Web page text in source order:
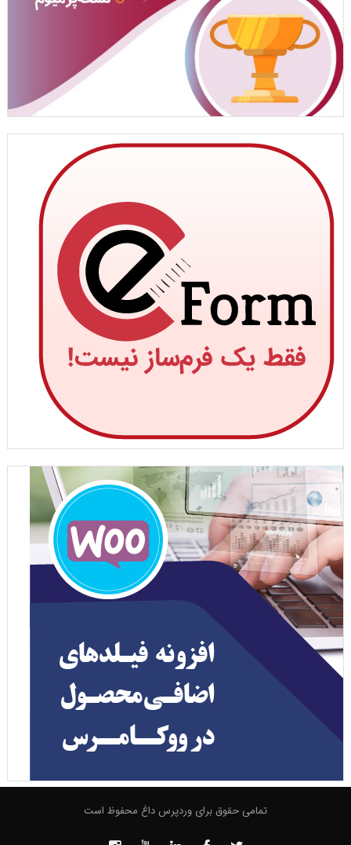
تمامی حقوق برای وردپرس داغ محفوظ است